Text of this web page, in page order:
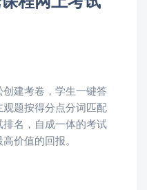
建考卷，学生一键答
题按得分点分词匹配
名，自成一体的考试
价值的回报。